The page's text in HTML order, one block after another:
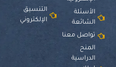
الأسئلة
الشائعة
تواصل معنا
المنح
الدراسية
التنسيق
الإلكتروني